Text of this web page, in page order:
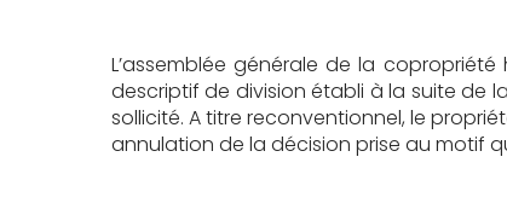
L’assemblée générale de la
descriptif de division établi à la suite de
sollicité. A titre reconventionnel, le
annulation de la décision prise au motif